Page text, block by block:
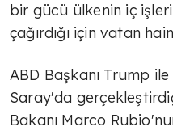
bir gücü ülkenin iç
çağırdığı için vatan
ABD Başkanı Trump
Saray'da
Bakanı Marco